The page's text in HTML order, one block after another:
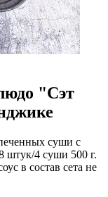
"Сэт
суши с
штук/4 суши 500 г.
в состав сета не